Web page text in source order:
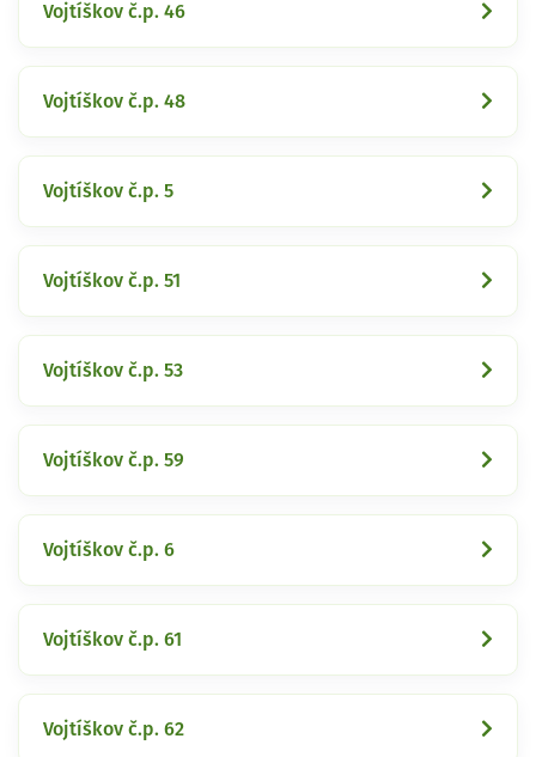
Vojtíškov č.p. 46
Vojtíškov č.p. 48
Vojtíškov č.p. 5
Vojtíškov č.p. 51
Vojtíškov č.p. 53
Vojtíškov č.p. 59
Vojtíškov č.p. 6
Vojtíškov č.p. 61
Vojtíškov č.p. 62